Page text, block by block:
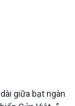
giữa bạt ngàn